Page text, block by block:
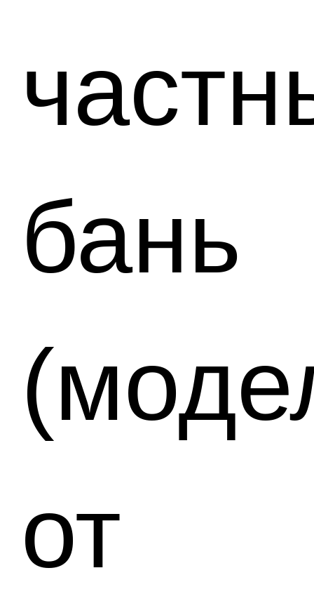
бань
от